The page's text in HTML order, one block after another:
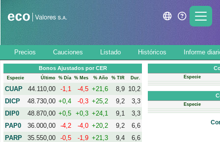
Precios Cauciones Listado Históricos Informe
Bonos Ajustados por CER
Especie Último % Día % Mes % Año % TIR Dur.
CUAP 44.110,00 -1,1 -4,5 +21,6 8,9 10,2
DICP
48.730,00 +0,4 -0,3 +25,2 9,2
3,3
DIP0
48.870,00 +0,5 +0,3 +24,1 9,1
3,3
PAP0
36.000,00 -4,2 -4,0 +20,2 9,2
6,6
PARP
35.550,00 -0,5 -1,9 +21,3 9,4
6,6
Especie
Especie